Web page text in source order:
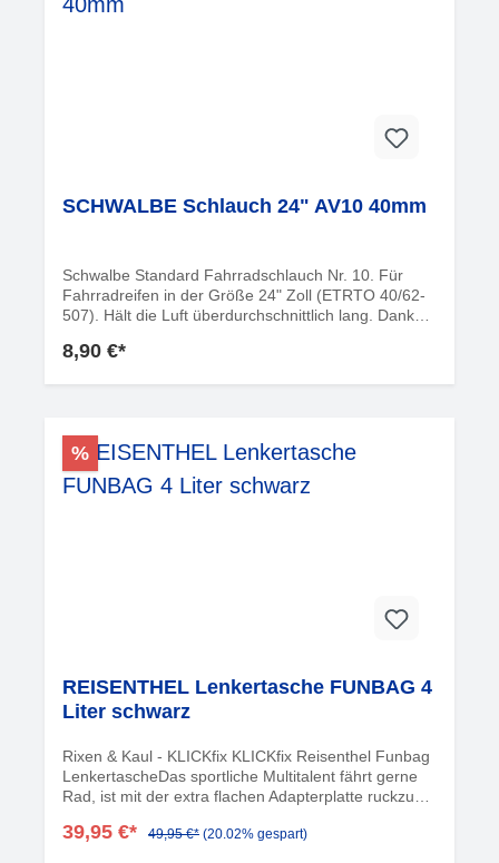
Löchern erkennbar, in welche die Zapfen passgenau
SCHWALBE Schlauch 24" AV10 40mm
Schwalbe Standard Fahrradschlauch Nr. 10. Für
Fahrradreifen in der Größe 24" Zoll (ETRTO 40/62-
507). Hält die Luft überdurchschnittlich lang. Dank
Höchste Zuverlässigkeit, die sich millionenfach
ReichshofDeutschlandinfo@schwalbe.com
8,90 €*
%
REISENTHEL Lenkertasche FUNBAG 4
Liter schwarz
Rixen & Kaul - KLICKfix KLICKfix Reisenthel Funbag
LenkertascheDas sportliche Multitalent fährt gerne
Rad, ist mit der extra flachen Adapterplatte ruckzuck
verstellbare Schultergurt, die große Frontklappe mit
39,95 €* 49,95 €* (20.02% gespart)